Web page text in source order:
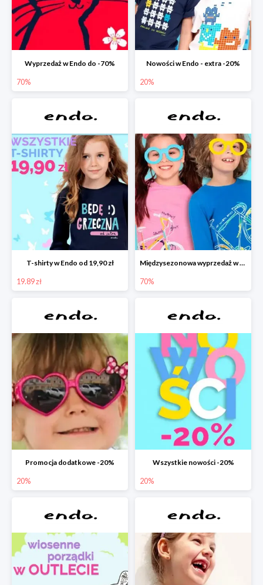
Wyprzedaż w Endo do -70%
70%
Nowości w Endo - extra -20%
20%
T-shirty w Endo od 19,90 zł
19.89 zł
Międzysezonowa wyprzedaż w Endo do -70%
70%
Promocja dodatkowe -20%
20%
Wszystkie nowości -20%
20%